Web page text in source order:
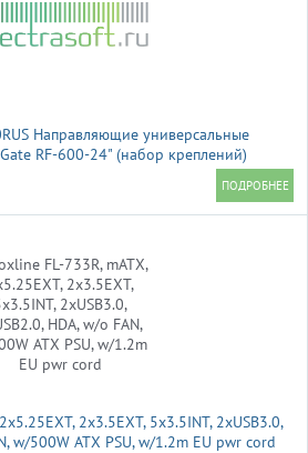
Направляющие универсальные
RF-600-24" (набор креплений)
мм, длина в сложенном/раздвинутом
2x3.5EXT, 5x3.5INT, 2xUSB3.0,
w/500W ATX PSU, w/1.2m EU pwr cord